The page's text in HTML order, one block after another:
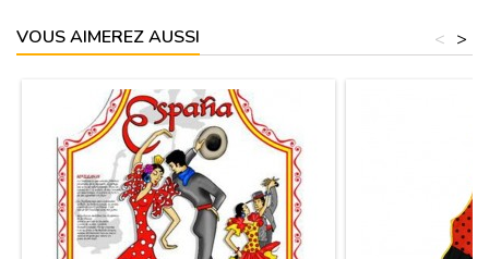
VOUS AIMEREZ AUSSI >
<